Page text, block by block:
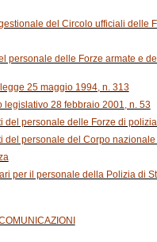
del Circolo ufficiali delle
personale delle Forze armate e
25 maggio 1994, n. 313
legislativo 28 febbraio 2001, n. 53
personale delle Forze di
del personale del Corpo
per il personale della Polizia di